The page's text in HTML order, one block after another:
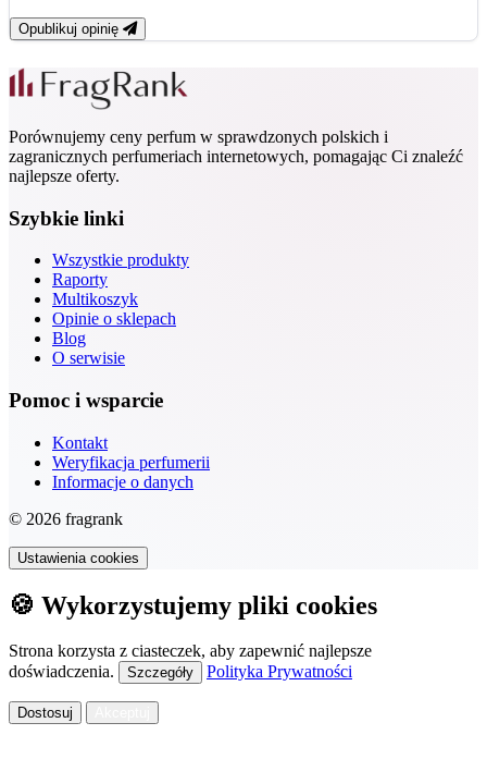
Opublikuj opinię
Porównujemy ceny perfum w sprawdzonych polskich i
zagranicznych perfumeriach internetowych, pomagając Ci znaleźć
najlepsze oferty.
Szybkie linki
Wszystkie produkty
Raporty
Multikoszyk
Opinie o sklepach
Blog
O serwisie
Pomoc i wsparcie
Kontakt
Weryfikacja perfumerii
Informacje o danych
© 2026 fragrank
Ustawienia cookies
🍪 Wykorzystujemy pliki cookies
Strona korzysta z ciasteczek, aby zapewnić najlepsze
doświadczenia.
Szczegóły Polityka Prywatności
Dostosuj